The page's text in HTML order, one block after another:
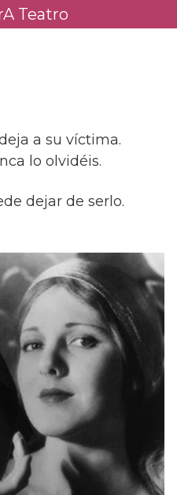
Teatro
a su víctima.
lo olvidéis.
dejar de serlo.